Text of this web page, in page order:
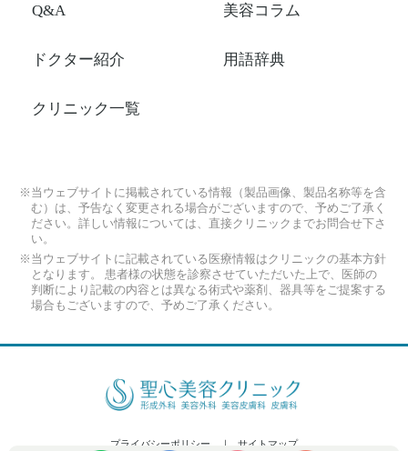
Q&A
ドクター紹介
クリニック一覧
美容コラム
用語辞典
※当ウェブサイトに掲載されている情報（製品画像、製品名称等を含
む）は、予告なく変更される場合がございますので、予めご了承く
ださい。詳しい情報については、直接クリニックまでお問合せ下さ
い。
※当ウェブサイトに記載されている医療情報はクリニックの基本方針
となります。 患者様の状態を診察させていただいた上で、医師の
判断により記載の内容とは異なる術式や薬剤、器具等をご提案する
場合もございますので、予めご了承ください。
プライバシーポリシー サイトマップ